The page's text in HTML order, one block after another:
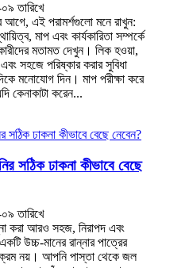
তারিখে
আগে, এই পরামর্শগুলো মনে রাখুন:
মাপ এবং কার্যকারিতা সম্পর্কে
মতামত দেখুন। লিক হওয়া,
সহজে পরিষ্কার করার সুবিধা
মনোযোগ দিন। মাপ পরীক্ষা করে
কেনাকাটা করেন...
সঠিক ঢাকনা কীভাবে বেছে
তারিখে
করা আরও সহজ, নিরাপদ এবং
উচ্চ-মানের রান্নার পাত্রের
নয়। আপনি পাস্তা থেকে জল